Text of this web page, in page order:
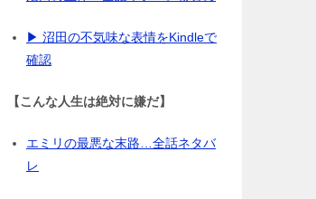
▶ 沼田の不気味な表情をKindleで
確認
【こんな人生は絶対に嫌だ】
エミリの最悪な末路…全話ネタバ
レ